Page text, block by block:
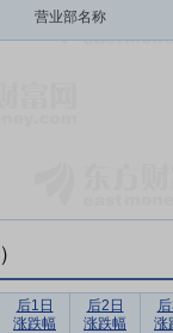
营业部名称
后1日
涨跌幅
后2日
涨跌幅
后
涨